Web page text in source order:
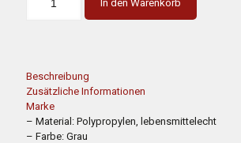
In den Warenkorb
Beschreibung
Zusätzliche Informationen
Marke
– Material: Polypropylen, lebensmittelecht
– Farbe: Grau